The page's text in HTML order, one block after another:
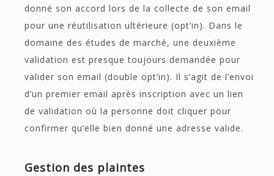
donné son accord lors de la collecte de son email
pour une réutilisation ultérieure (opt’in). Dans le
domaine des études de marché, une deuxième
validation est presque toujours demandée pour
valider son email (double opt’in). Il s’agit de l’envoi
d’un premier email après inscription avec un lien
de validation où la personne doit cliquer pour
confirmer qu’elle bien donné une adresse valide.
Gestion des plaintes